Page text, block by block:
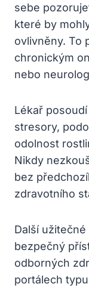
sebe
které by
ovlivněny. To
chronickým
nebo
Lékař
stresory,
odolnost
Nikdy
bez
zdravotního
Další
bezpečný
odborných
portálech typu